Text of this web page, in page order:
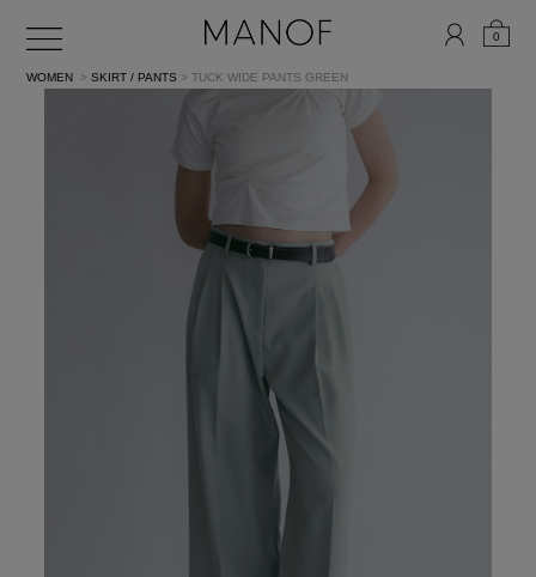
0
WOMEN >SKIRT / PANTS > TUCK WIDE PANTSGREEN